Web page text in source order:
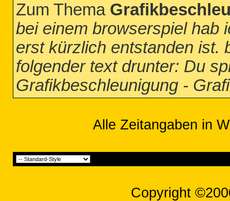
Zum Thema
bei einem browserspiel hab
erst kürzlich entstanden ist.
folgender text drunter: Du
Grafikbeschleunigung -
Alle Zeitangaben in
Copyright